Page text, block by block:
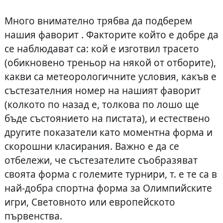
Много внимателно трябва да подберем
нашия фаворит . Факторите който е добре да
се наблюдават са: кой е изготвил трасето
(обикновено треньор на някой от отборите),
какви са метеорологичните условия, какъв е
състезателния номер на нашият фаворит
(колкото по назад е, толкова по лошо ще
бъде състоянието на пистата), и естествено
другите показатели като моментна форма и
скорошни класирания. Важно е да се
отбележи, че състезателите съобразяват
своята форма с големите турнири, т. е те са в
най-добра спортна форма за Олимпийските
игри, Световното или европейското
първенства.